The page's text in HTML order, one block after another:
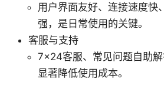
用户界面友好、连接速度快
强，是日常使用的关键。
客服与支持
7x24客服、常见问题自助
显著降低使用成本。